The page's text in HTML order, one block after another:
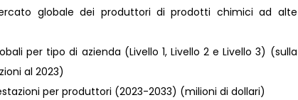
globale dei produttori di prodotti chimici ad alte
per tipo di azienda (Livello 1, Livello 2 e Livello 3) (sulla
al 2023)
per produttori (2023-2033) (milioni di dollari)